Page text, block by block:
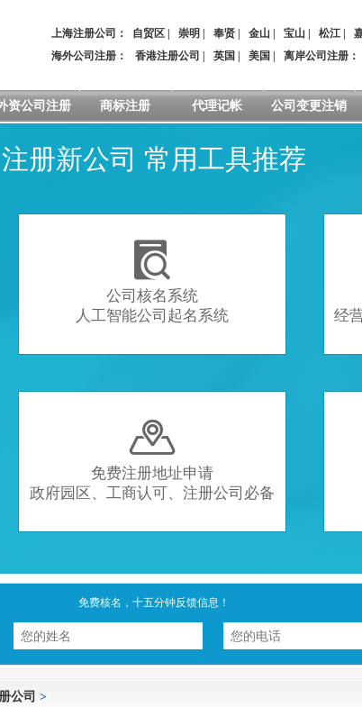
上海注册公司： 自贸区 崇明 奉贤 金山 宝山 松江
海外公司注册：
香港注册公司 英国 美国 离岸公司注册 ：
资公司注册 商标注册 代理记帐 公司变更注销
注册新公司 常用工具推荐

公司核名系统
人工智能公司起名系统
经

免费注册地址申请
政府园区、工商认可、注册公司必备
免费核名，十五分钟反馈信息！
公司 >